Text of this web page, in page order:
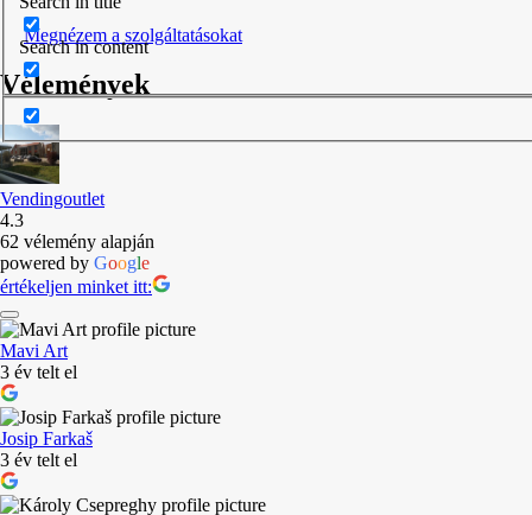
Search in content
Megnézem a szolgáltatásokat
Vélemények
Vendingoutlet
4.3
62 vélemény alapján
powered by Google
értékeljen minket itt:
Mavi Art
3 év telt el
Josip Farkaš
3 év telt el